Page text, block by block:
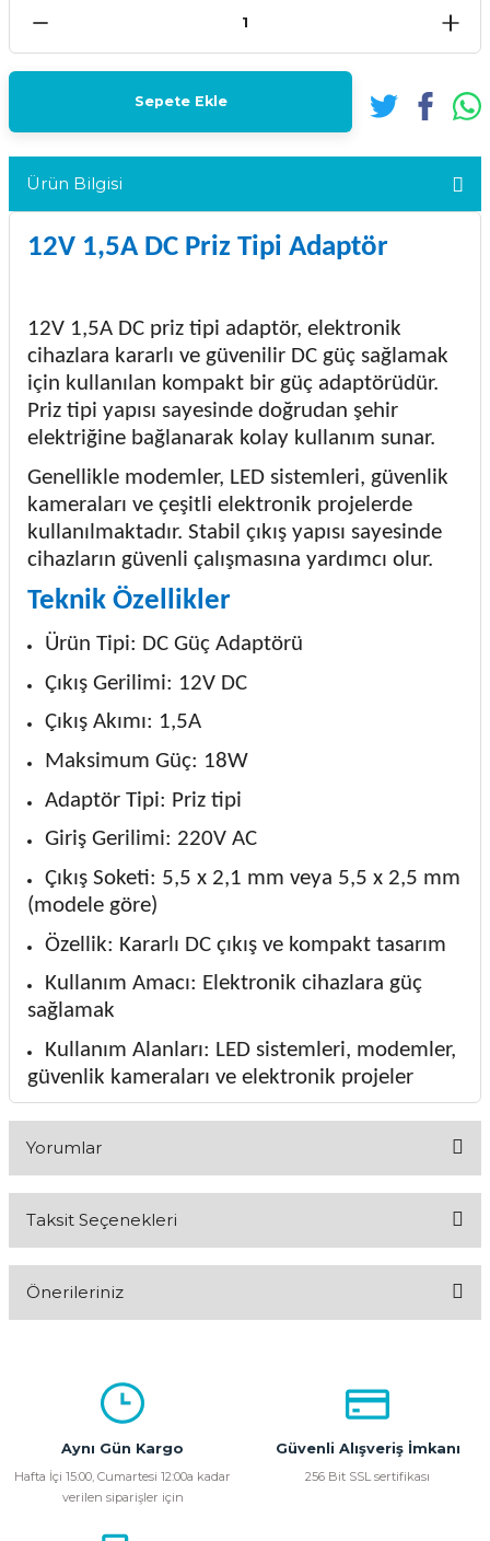
Sepete Ekle
Ürün Bilgisi
12V 1,5A DC Priz Tipi Adaptör
12V 1,5A DC priz tipi adaptör, elektronik
cihazlara kararlı ve güvenilir DC güç sağlamak
için kullanılan kompakt bir güç adaptörüdür.
Priz tipi yapısı sayesinde doğrudan şehir
elektriğine bağlanarak kolay kullanım sunar.
Genellikle modemler, LED sistemleri, güvenlik
kameraları ve çeşitli elektronik projelerde
kullanılmaktadır. Stabil çıkış yapısı sayesinde
cihazların güvenli çalışmasına yardımcı olur.
Teknik Özellikler
Ürün Tipi: DC Güç Adaptörü
Çıkış Gerilimi: 12V DC
Çıkış Akımı: 1,5A
Maksimum Güç: 18W
Adaptör Tipi: Priz tipi
Giriş Gerilimi: 220V AC
Çıkış Soketi: 5,5 x 2,1 mm veya 5,5 x 2,5 mm
(modele göre)
Özellik: Kararlı DC çıkış ve kompakt tasarım
Kullanım Amacı: Elektronik cihazlara güç
sağlamak
Kullanım Alanları: LED sistemleri, modemler,
güvenlik kameraları ve elektronik projeler
Yorumlar
Taksit Seçenekleri
Önerileriniz
kullanarak tarafımıza iletebilirsiniz.
Görüş ve önerileriniz için teşekkür ederiz.
Ürün açıklamasında eksik bilgiler bulunuyor.
Ürün bilgilerinde hatalar bulunuyor.
Aynı Gün Kargo
Hafta İçi 15:00, Cumartesi 12:00a kadar
verilen siparişler için
Güvenli Alışveriş İmkanı
256 Bit SSL sertifikası